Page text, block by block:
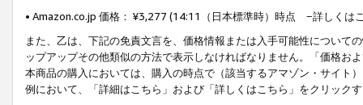
• Amazon.co.jp 価格： ¥3,277 (14:11（日本標準時）時点 −詳しくは
また、乙は、下記の免責文言を、価格情報または入手可能性について
ップアップその他類似の方法で表示しなければなりません。「価格
本商品の購入においては、購入の時点で（該当するアマゾン・サイト
例において、「詳細はこちら」および「詳しくはこちら」をクリック